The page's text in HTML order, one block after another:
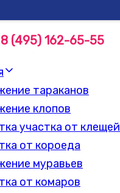
8 (495) 162-65-55
тараканов
клопов
участка от клещей
от короеда
муравьев
от комаров